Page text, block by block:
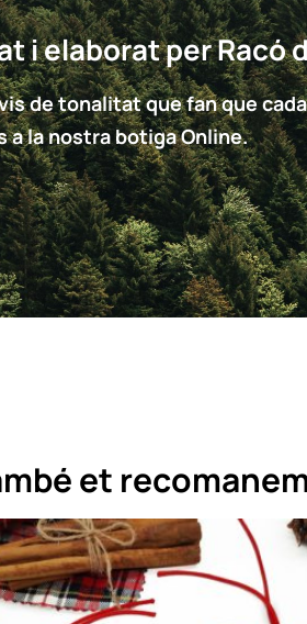
i elaborat per Racó
de tonalitat que fan que
la nostra botiga Online.
et